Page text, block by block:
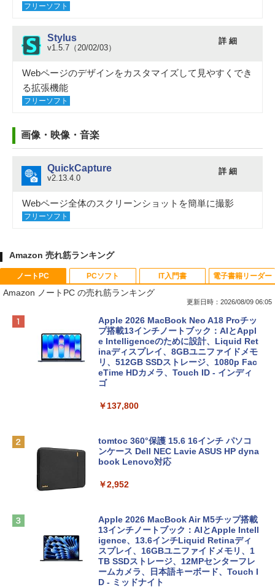
フリーソフト
Stylus
v1.5.7（20/02/03）
詳 細
Webページのデザインをカスタマイズして見やすくでき
る拡張機能
フリーソフト
画像・映像・音楽
QuickCapture
v2.13.4.0
詳 細
Webページ全体のスクリーンショットを簡単に撮影
フリーソフト
Amazon 売れ筋ランキング
ノートPC
Amazon ノートPC の売れ筋ランキング
更新日時：2026/08/09 06:05
Apple 2026 MacBook Neo A18 Proチッ
プ搭載13インチノートブック：AIとAppl
e Intelligenceのために設計、Liquid Ret
inaディスプレイ、8GBユニファイドメモ
リ、512GB SSDストレージ、1080p Fac
eTime HDカメラ、Touch ID - インディ
ゴ
￥137,800
tomtoc 360°保護 15.6 16インチ パソコ
ンケース Dell NEC Lavie ASUS HP dyna
book Lenovo対応
￥2,952
Apple 2026 MacBook Air M5チップ搭載
13インチノートブック：AIとApple Intell
igence、13.6インチLiquid Retinaディ
スプレイ、16GBユニファイドメモリ、1
TB SSDストレージ、12MPセンターフレ
ームカメラ、日本語キーボード、Touch I
D - ミッドナイト
PCソフト IT入門書 電子書籍リーダー